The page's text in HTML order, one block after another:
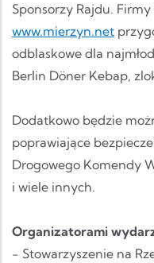
Sponsorzy Rajdu.
www.mierzyn.net
odblaskowe dla
Berlin Döner Kebap,
Dodatkowo będzie
poprawiające
Drogowego Komendy
i wiele innych.
Organizatorami
- Stowarzyszenie na